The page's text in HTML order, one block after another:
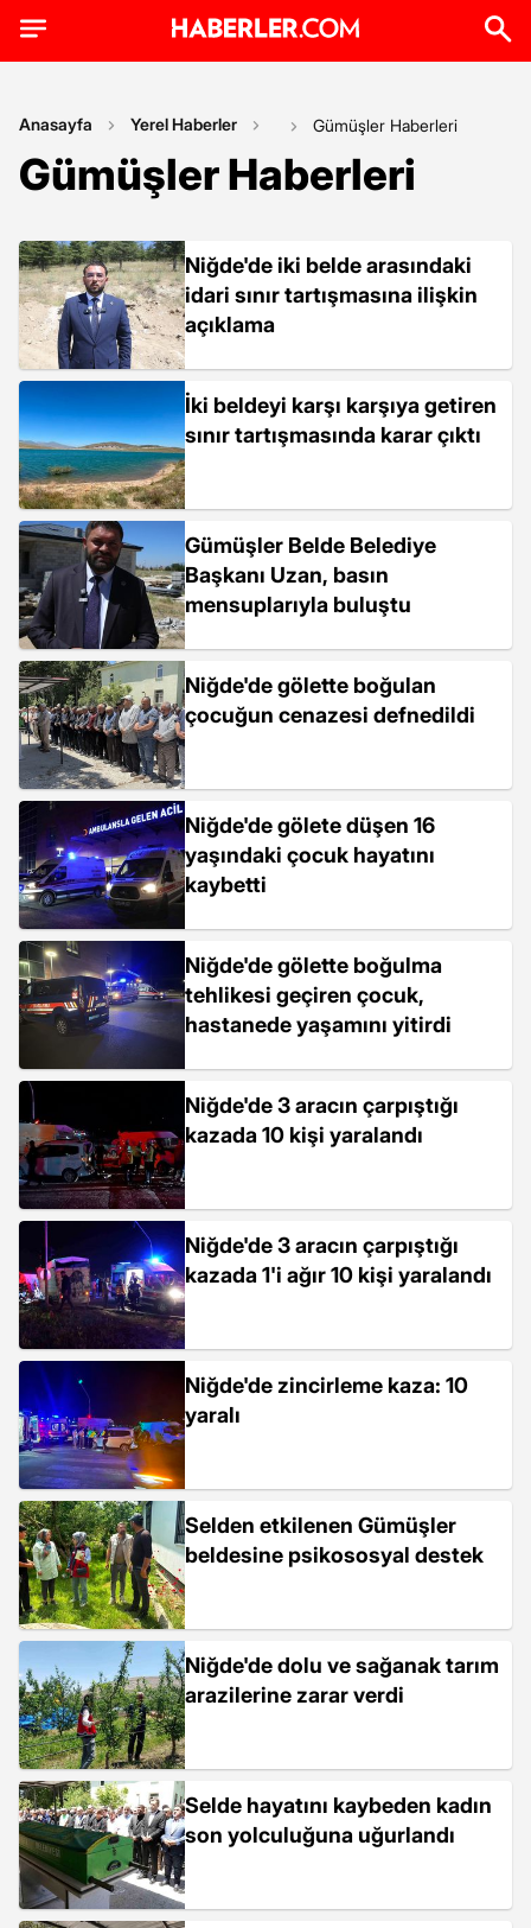
Anasayfa Yerel Haberler Gümüşler Haberleri
Gümüşler Haberleri
Niğde'de iki belde arasındaki
idari sınır tartışmasına ilişkin
açıklama
İki beldeyi karşı karşıya getiren
sınır tartışmasında karar çıktı
Gümüşler Belde Belediye
Başkanı Uzan, basın
mensuplarıyla buluştu
Niğde'de gölette boğulan
çocuğun cenazesi defnedildi
Niğde'de gölete düşen 16
yaşındaki çocuk hayatını
kaybetti
Niğde'de gölette boğulma
tehlikesi geçiren çocuk,
hastanede yaşamını yitirdi
Niğde'de 3 aracın çarpıştığı
kazada 10 kişi yaralandı
Niğde'de 3 aracın çarpıştığı
kazada 1'i ağır 10 kişi yaralandı
Niğde'de zincirleme kaza: 10
yaralı
Selden etkilenen Gümüşler
beldesine psikososyal destek
Niğde'de dolu ve sağanak tarım
arazilerine zarar verdi
Selde hayatını kaybeden kadın
son yolculuğuna uğurlandı